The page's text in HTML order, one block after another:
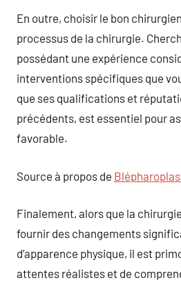
En outre, choisir le bon
processus de la chirurgie.
possédant une expérience
interventions spécifiques que
que ses qualifications et
précédents, est essentiel pour
favorable.
Source à propos de
Finalement, alors que la
fournir des changements
d’apparence physique, il est
attentes réalistes et de